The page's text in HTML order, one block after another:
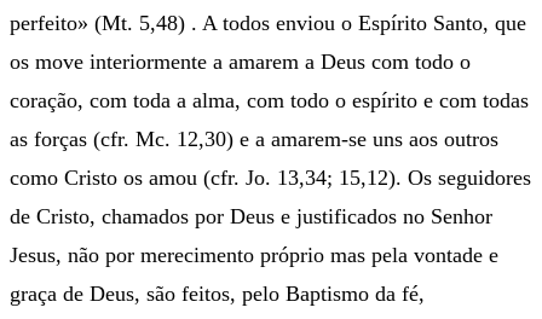
perfeito» (Mt. 5,48) . A todos enviou o Espírito Santo, que
os move interiormente a amarem a Deus com todo o
coração, com toda a alma, com todo o espírito e com todas
as forças (cfr. Mc. 12,30) e a amarem-se uns aos outros
como Cristo os amou (cfr. Jo. 13,34; 15,12). Os seguidores
de Cristo, chamados por Deus e justificados no Senhor
Jesus, não por merecimento próprio mas pela vontade e
graça de Deus, são feitos, pelo Baptismo da fé,